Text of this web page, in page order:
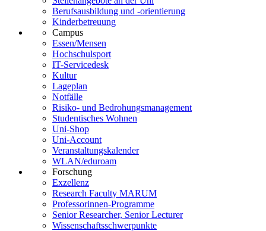
Berufsausbildung und -orientierung
Kinderbetreuung
Campus
Essen/Mensen
Hochschulsport
IT-Servicedesk
Kultur
Lageplan
Notfälle
Risiko- und Bedrohungsmanagement
Studentisches Wohnen
Uni-Shop
Uni-Account
Veranstaltungskalender
WLAN/eduroam
Forschung
Exzellenz
Research Faculty MARUM
Professorinnen-Programme
Senior Researcher, Senior Lecturer
Wissenschaftsschwerpunkte